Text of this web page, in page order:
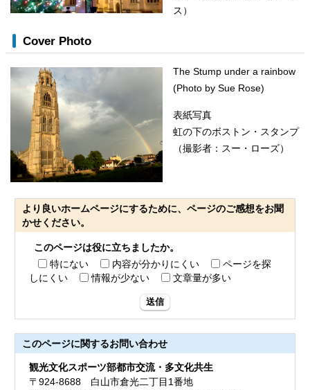
ス）
Cover Photo
The Stump under a rainbow
(Photo by Sue Rose)
表紙写真
虹の下のボストン・スタンプ
（撮影者：スー・ローズ）
より良いホームページにするために、ページのご感想をお聞
かせください。
このページは役に立ちましたか。
特にない
内容が分かりにくい
ページを探
しにくい
情報が少ない 文章量が多い
送信
このページに関するお問い合わせ
観光文化スポーツ部都市交流・多文化共生
〒924-8688 白山市倉光二丁目1番地